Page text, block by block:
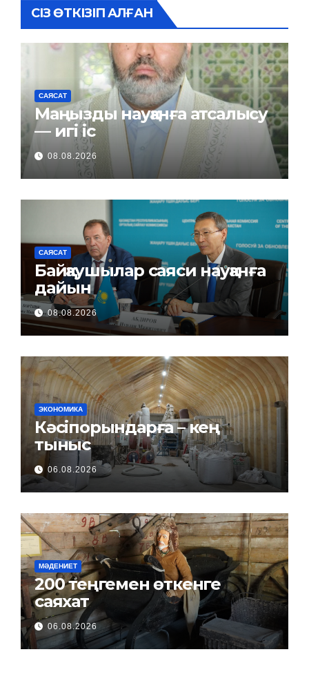
СІЗ ӨТКІЗІП АЛҒАН
САЯСАТ
Маңызды науқанға атсалысу
— игі іс
08.08.2026
САЯСАТ
Байқаушылар саяси науқанға
дайын
08.08.2026
ЭКОНОМИКА
Кәсіпорындарға – кең
тыныс
06.08.2026
МӘДЕНИЕТ
200 теңгемен өткенге
саяхат
06.08.2026